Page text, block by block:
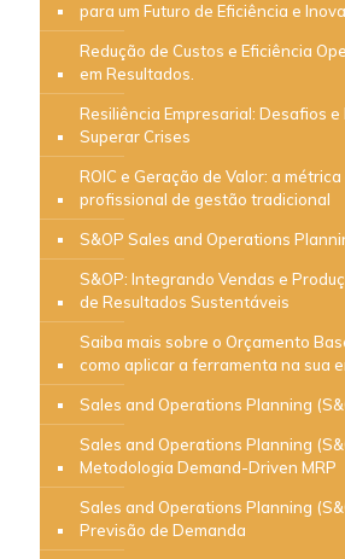
para um Futuro de Eficiência e
Redução de Custos e Eficiência
em Resultados.
Resiliência Empresarial: Desafios
Superar Crises
ROIC e Geração de Valor: a
profissional de gestão tradicional
S&OP Sales and Operations
S&OP: Integrando Vendas e
de Resultados Sustentáveis
Saiba mais sobre o Orçamento
como aplicar a ferramenta na sua
Sales and Operations Planning
Sales and Operations Planning
Metodologia Demand-Driven MRP
Sales and Operations Planning
Previsão de Demanda